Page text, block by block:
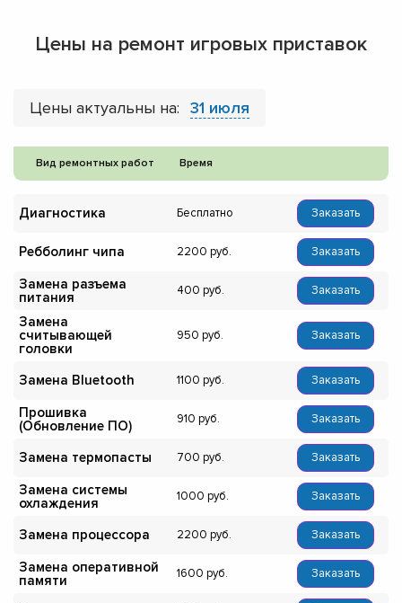
Цены на ремонт игровых приставок
Цены актуальны на: 31 июля
Вид ремонтных работ Время
Диагностика Бесплатно Заказать
Ребболинг чипа 2200 Заказать
Замена разъема
питания
400 Заказать
Замена
считывающей
головки
950 Заказать
Замена Bluetooth 1100 Заказать
Прошивка
(Обновление ПО)
910 Заказать
Замена термопасты 700 Заказать
Замена системы
охлаждения
1000 Заказать
Замена процессора 2200 Заказать
Замена оперативной
памяти
1600 Заказать